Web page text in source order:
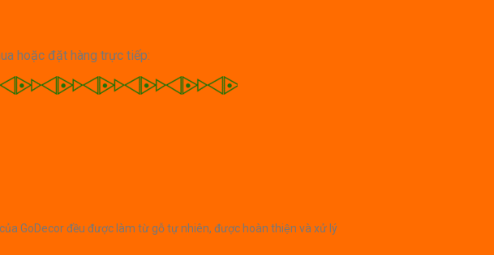
hoặc đặt hàng trực tiếp:
GoDecor đều được làm từ gỗ tự nhiên, được hoàn thiện và xử lý